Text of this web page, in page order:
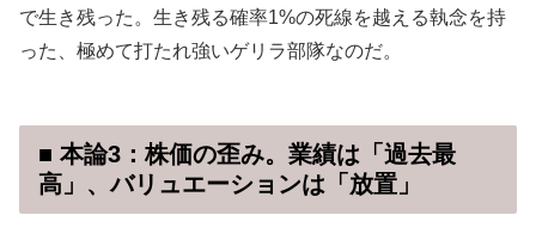
で生き残った。生き残る確率1%の死線を越える執念を持
った、極めて打たれ強いゲリラ部隊なのだ。
■ 本論3：株価の歪み。業績は「過去最
高」、バリュエーションは「放置」